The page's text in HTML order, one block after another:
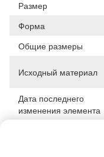
Размер
Форма
Общие размеры
Исходный материал
Дата последнего
изменения элемента